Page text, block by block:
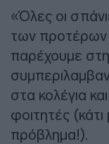
«Όλες οι
των προτέρων
παρέχουμε
στα κολέγια
φοιτητές
πρόβλημα!).